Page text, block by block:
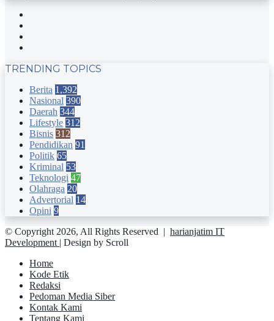
TRENDING TOPICS
Berita 1,392
Nasional 390
Daerah 344
Lifestyle 312
Bisnis 312
Pendidikan 91
Politik 65
Kriminal 53
Teknologi 47
Olahraga 20
Advertorial 14
Opini 9
© Copyright 2026, All Rights Reserved | harianjatim IT
Development | Design by Scroll
Home
Kode Etik
Redaksi
Pedoman Media Siber
Kontak Kami
Tentang Kami